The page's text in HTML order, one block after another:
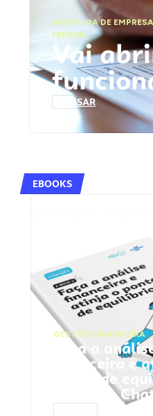
ABERTURA DE EMPRESA
FEDERAL
Vai
ACESSAR
EBOOKS
GESTÃO FINANCEIRA
Faça a
financeira e
ponto de
Prompts